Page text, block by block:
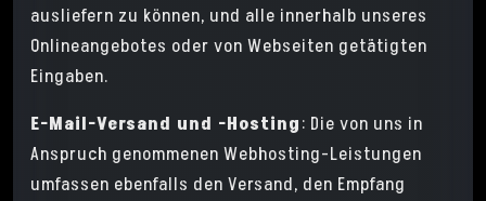
ausliefern zu können, und alle innerhalb unseres
Onlineangebotes oder von Webseiten getätigten
Eingaben.
E-Mail-Versand und -Hosting: Die von uns in
Anspruch genommenen Webhosting-Leistungen
umfassen ebenfalls den Versand, den Empfang